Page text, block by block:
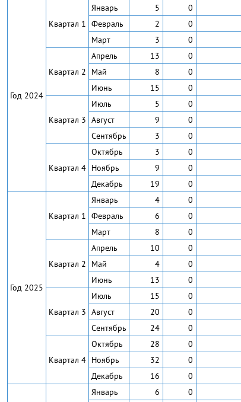
Год 2024
Квартал 1
Январь 5 0
Февраль
2 0
Март
3 0
Квартал 2
Апрель 13 0
Май
8 0
Июнь
15 0
Квартал 3
Июль 5 0
Август
9 0
Сентябрь
3 0
Квартал 4
Октябрь 3 0
Ноябрь
9 0
Декабрь
19 0
Год 2025
Квартал 1
Январь 4 0
Февраль
6 0
Март
8 0
Квартал 2
Апрель 10 0
Май
4 0
Июнь
13 0
Квартал 3
Июль 15 0
Август
20 0
Сентябрь
24 0
Квартал 4
Октябрь 28 0
Ноябрь
32 0
Декабрь
16 0
Январь
6 0